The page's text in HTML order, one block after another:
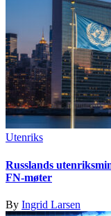
Utenriks
Russlands
FN-møter
By Ingrid Larsen